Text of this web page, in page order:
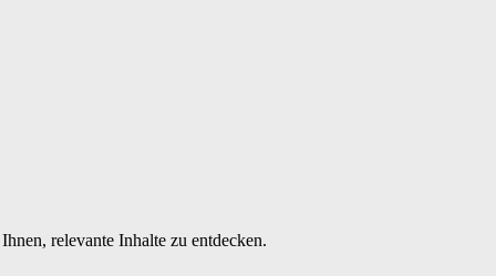
relevante Inhalte zu entdecken.